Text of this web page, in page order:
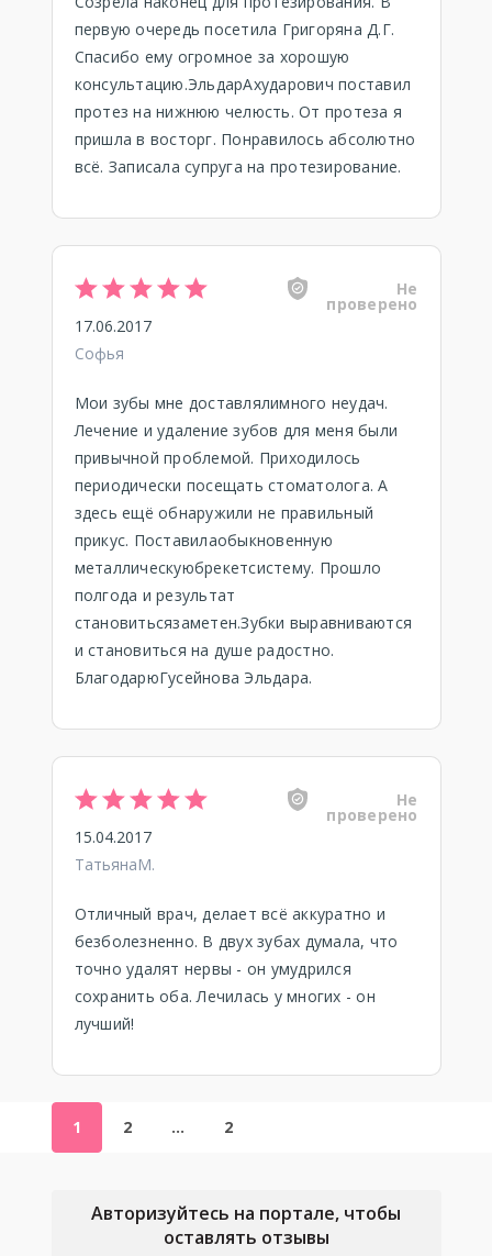
первую очередь посетила Григоряна Д.Г.
Спасибо ему огромное за хорошую
консультацию.ЭльдарАхударович поставил
протез на нижнюю челюсть. От протеза я
пришла в восторг. Понравилось абсолютно
всё. Записала супруга на протезирование.
Не
проверено
17.06.2017
Софья
Мои зубы мне доставлялимного неудач.
Лечение и удаление зубов для меня были
привычной проблемой. Приходилось
периодически посещать стоматолога. А
здесь ещё обнаружили не правильный
прикус. Поставилаобыкновенную
металлическуюбрекетсистему. Прошло
полгода и результат
становитьсязаметен.Зубки выравниваются
и становиться на душе радостно.
БлагодарюГусейнова Эльдара.
Не
проверено
15.04.2017
ТатьянаМ.
Отличный врач, делает всё аккуратно и
безболезненно. В двух зубах думала, что
точно удалят нервы - он умудрился
сохранить оба. Лечилась у многих - он
лучший!
1 2 … 2
Авторизуйтесь на портале, чтобы
оставлять отзывы